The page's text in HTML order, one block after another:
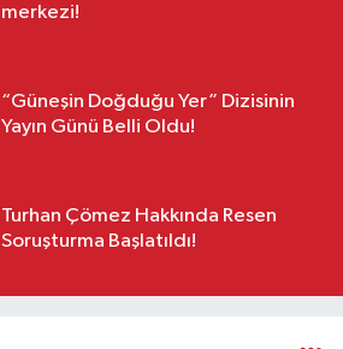
merkezi!
“Güneşin Doğduğu Yer” Dizisinin
Yayın Günü Belli Oldu!
Turhan Çömez Hakkında Resen
Soruşturma Başlatıldı!